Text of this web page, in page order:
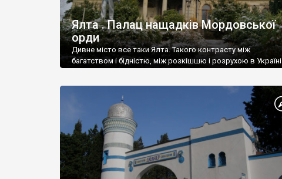
Ялта . Палац нащадків Мордовської
орди
Дивне місто все таки Ялта. Такого контрасту між
багатством і бідністю, між розкішшю і розрухою в Україні